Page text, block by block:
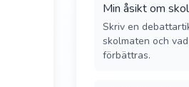
Min åsikt om
Skriv en
skolmaten och
förbättras.